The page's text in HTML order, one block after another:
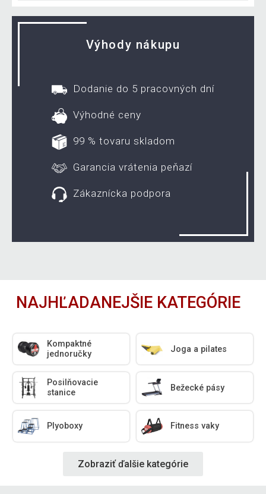
Výhody nákupu
Dodanie do 5 pracovných dní
Výhodné ceny
99 % tovaru skladom
Garancia vrátenia peňazí
Zákaznícka podpora
NAJHĽADANEJŠIE KATEGÓRIE
Kompaktné
jednoručky
Joga a pilates
Posilňovacie
stanice
Bežecké pásy
Plyoboxy Fitness vaky
Zobraziť ďalšie kategórie